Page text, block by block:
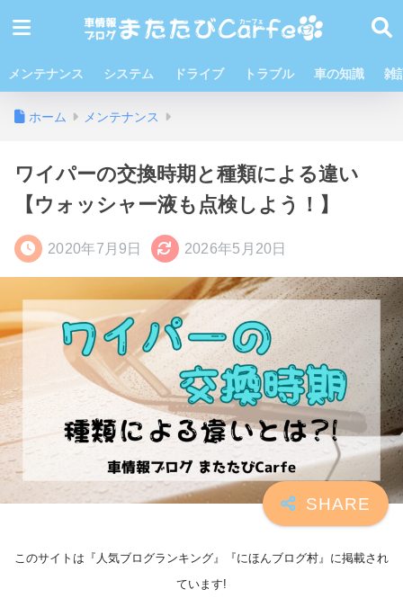
メンテナンス システム ドライブ トラブル 車の知識 雑
ホーム メンテナンス
ワイパーの交換時期と種類による違い
【ウォッシャー液も点検しよう！】
2020年7月9日 2026年5月20日
このサイトは『人気ブログランキング』『にほんブログ村』に掲載され
ています!